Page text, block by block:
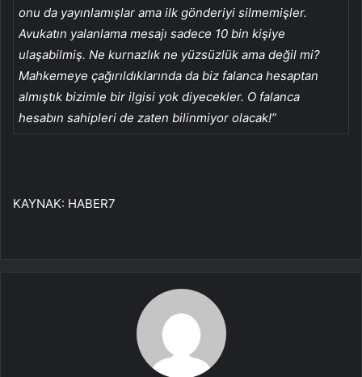
onu da yayınlamışlar ama ilk gönderiyi silmemişler.
Avukatın yalanlama mesajı sadece 10 bin kişiye
ulaşabilmiş. Ne kurnazlık ne yüzsüzlük ama değil mi?
Mahkemeye çağırıldıklarında da biz falanca hesaptan
almıştık bizimle bir ilgisi yok diyecekler. O falanca
hesabın sahipleri de zaten bilinmiyor olacak!”
KAYNAK: HABER7